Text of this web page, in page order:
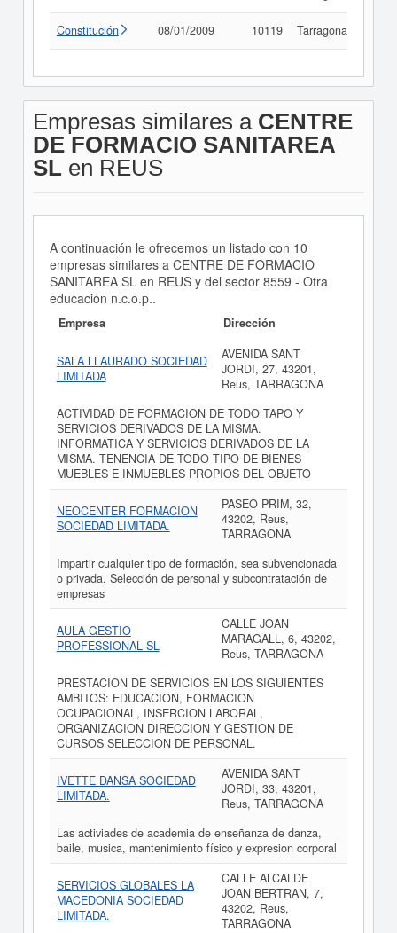
Constitución 08/01/2009 10119 Tarragona
Empresas similares a CENTRE
DE FORMACIO SANITAREA
SL en REUS
A continuación le ofrecemos un listado con 10
empresas similares a CENTRE DE FORMACIO
SANITAREA SL en REUS y del sector 8559 - Otra
educación n.c.o.p..
Empresa Dirección
SALA LLAURADO SOCIEDAD
LIMITADA
AVENIDA SANT
JORDI, 27, 43201,
Reus, TARRAGONA
ACTIVIDAD DE FORMACION DE TODO TAPO Y
SERVICIOS DERIVADOS DE LA MISMA.
INFORMATICA Y SERVICIOS DERIVADOS DE LA
MISMA. TENENCIA DE TODO TIPO DE BIENES
MUEBLES E INMUEBLES PROPIOS DEL OBJETO
NEOCENTER FORMACION
SOCIEDAD LIMITADA.
PASEO PRIM, 32,
43202, Reus,
TARRAGONA
Impartir cualquier tipo de formación, sea subvencionada
o privada. Selección de personal y subcontratación de
empresas
AULA GESTIO
PROFESSIONAL SL
CALLE JOAN
MARAGALL, 6, 43202,
Reus, TARRAGONA
PRESTACION DE SERVICIOS EN LOS SIGUIENTES
AMBITOS: EDUCACION, FORMACION
OCUPACIONAL, INSERCION LABORAL,
ORGANIZACION DIRECCION Y GESTION DE
CURSOS SELECCION DE PERSONAL.
IVETTE DANSA SOCIEDAD
LIMITADA.
AVENIDA SANT
JORDI, 33, 43201,
Reus, TARRAGONA
Las activiades de academia de enseñanza de danza,
baile, musica, mantenimiento físico y expresion corporal
SERVICIOS GLOBALES LA
MACEDONIA SOCIEDAD
LIMITADA.
CALLE ALCALDE
JOAN BERTRAN, 7,
43202, Reus,
TARRAGONA